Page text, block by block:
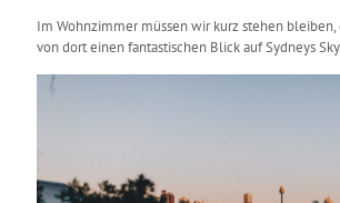
Im Wohnzimmer müssen wir kurz stehen
von dort einen fantastischen Blick auf Sydneys